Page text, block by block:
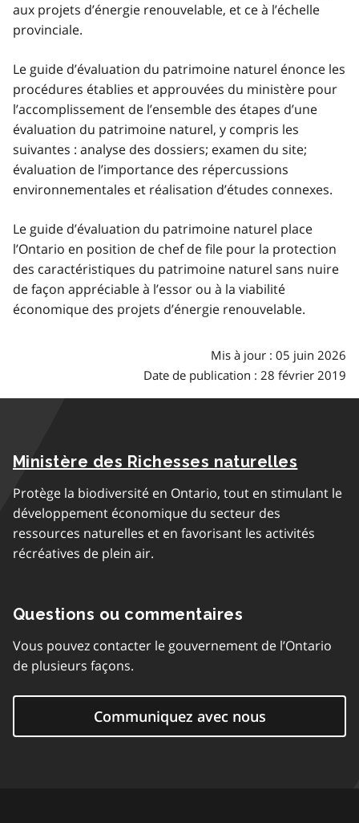
aux projets d’énergie renouvelable, et ce à l’échelle
provinciale.
Le guide d’évaluation du patrimoine naturel énonce les
procédures établies et approuvées du ministère pour
l’accomplissement de l’ensemble des étapes d’une
évaluation du patrimoine naturel, y compris les
suivantes : analyse des dossiers; examen du site;
évaluation de l’importance des répercussions
environnementales et réalisation d’études connexes.
Le guide d’évaluation du patrimoine naturel place
l’Ontario en position de chef de file pour la protection
des caractéristiques du patrimoine naturel sans nuire
de façon appréciable à l’essor ou à la viabilité
économique des projets d’énergie renouvelable.
Mis à jour : 05 juin 2026
Date de publication : 28 février 2019
Ministère des Richesses naturelles
Protège la biodiversité en Ontario, tout en stimulant le
développement économique du secteur des
ressources naturelles et en favorisant les activités
récréatives de plein air.
Questions ou commentaires
Vous pouvez contacter le gouvernement de l’Ontario
de plusieurs façons.
Communiquez avec nous